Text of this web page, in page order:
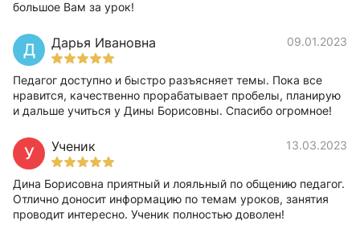
большое Вам за урок!
Д Дарья Ивановна 09.01.2023
Педагог доступно и быстро разъясняет темы. Пока все
нравится, качественно прорабатывает пробелы, планирую
и дальше учиться у Дины Борисовны. Спасибо огромное!
У Ученик 13.03.2023
Дина Борисовна приятный и лояльный по общению педагог.
Отлично доносит информацию по темам уроков, занятия
проводит интересно. Ученик полностью доволен!